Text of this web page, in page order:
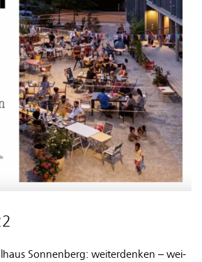
Son­nen­berg: wei­ter­den­ken – wei­